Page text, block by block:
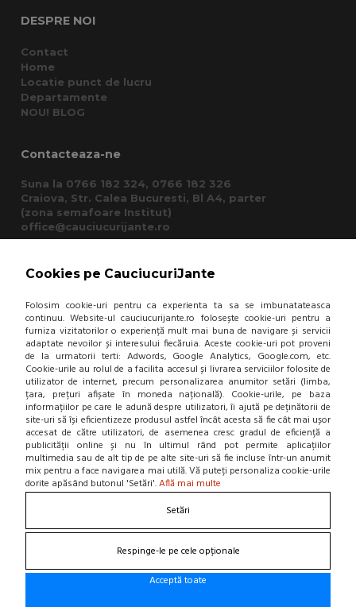
Cookies pe CauciucuriJante
Folosim cookie-uri pentru ca experienta ta sa se imbunatateasca
continuu. Website-ul cauciucurijante.ro folosește cookie-uri pentru a
furniza vizitatorilor o experiență mult mai buna de navigare și servicii
adaptate nevoilor și interesului fiecăruia. Aceste cookie-uri pot proveni
de la urmatorii terti: Adwords, Google Analytics, Google.com, etc.
Cookie-urile au rolul de a facilita accesul și livrarea serviciilor folosite de
utilizator de internet, precum personalizarea anumitor setări (limba,
țara, prețuri afișate în moneda națională). Cookie-urile, pe baza
informațiilor pe care le adună despre utilizatori, îi ajută pe deținătorii de
site-uri să își eficientizeze produsul astfel încât acesta să fie cât mai ușor
accesat de către utilizatori, de asemenea cresc gradul de eficiență a
publicității online și nu în ultimul rând pot permite aplicațiilor
multimedia sau de alt tip de pe alte site-uri să fie incluse într-un anumit
mix pentru a face navigarea mai utilă. Vă puteți personaliza cookie-urile
dorite apăsând butonul 'Setări'.Află mai multe
Setări
Respinge-le pe cele opționale
Acceptă toate
DESPRE NOI
Contact
Home
Locatie punct de lucru
Departamente
NOU! BLOG
Contacteaza-ne
Suna la 0766 182 324, 0766 182 326
Craiova, Str. Calea Bucuresti, Bl A4, parter
(zona semafoare Institut)
office@cauciucurijante.ro
Fii la curent cu noutatile!